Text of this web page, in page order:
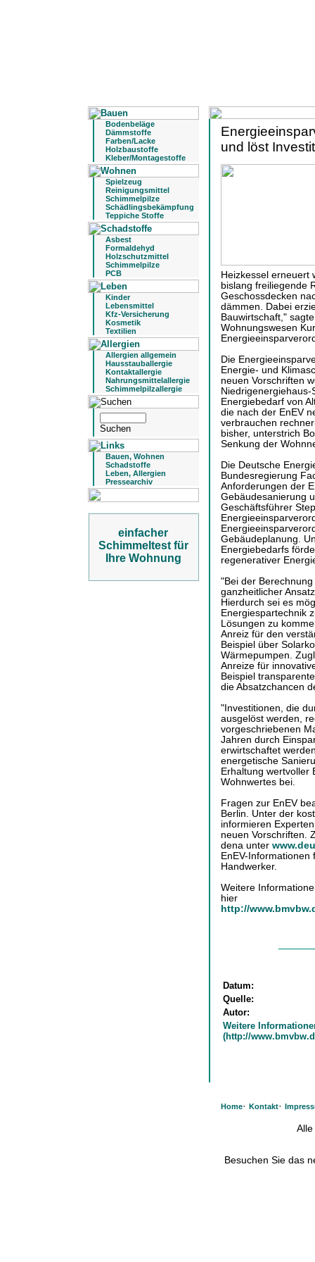
Bodenbeläge
Dämmstoffe
Farben/Lacke
Holzbaustoffe
Kleber/Montagestoffe
Spielzeug
Reinigungsmittel
Schimmelpilze
Schädlingsbekämpfung
Teppiche Stoffe
Asbest
Formaldehyd
Holzschutzmittel
Schimmelpilze
PCB
Kinder
Lebensmittel
Kfz-Versicherung
Kosmetik
Textilien
Allergien allgemein
Hausstauballergie
Kontaktallergie
Nahrungsmittelallergie
Schimmelpilzallergie
Bauen, Wohnen
Schadstoffe
Leben, Allergien
Pressearchiv
einfacher
Schimmeltest für
Ihre Wohnung
und löst
Heizkessel erneuert
bislang freiliegende
Geschossdecken
dämmen. Dabei
Bauwirtschaft,"
Wohnungswesen
Die
Energie- und
neuen Vorschriften
Energiebedarf von
die nach der EnEV
verbrauchen
bisher, unterstrich
Senkung der
Die Deutsche
Bundesregierung
Anforderungen der
Gebäudesanierung
Geschäftsführer
Gebäudeplanung.
Energiebedarfs
regenerativer
"Bei der
ganzheitlicher
Hierdurch sei es
Energiespartechnik
Lösungen zu
Anreiz für den
Beispiel über
Wärmepumpen.
Anreize für
Beispiel
die Absatzchancen
"Investitionen, die
ausgelöst werden,
vorgeschriebenen
Jahren durch
erwirtschaftet
energetische
Erhaltung wertvoller
Wohnwertes bei.
Fragen zur EnEV
Berlin. Unter der
informieren
neuen Vorschriften.
dena unter
EnEV-
Handwerker.
Weitere
hier
http://
Datum:
Quelle:
Autor:
Weitere
(http://
Home· Kontakt·
Besuchen Sie das